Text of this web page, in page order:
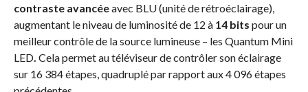
contraste avancéeavec BLU (unité de rétroéclairage),
augmentant le niveau de luminosité de 12 à 14 bits pour un
meilleur contrôle de la source lumineuse – les Quantum Mini
LED. Cela permet au téléviseur de contrôler son éclairage
sur 16 384 étapes, quadruplé par rapport aux 4 096 étapes